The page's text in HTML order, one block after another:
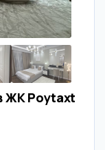
ЖК Poytaxt